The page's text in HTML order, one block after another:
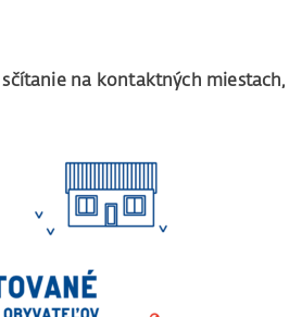
na kontaktných